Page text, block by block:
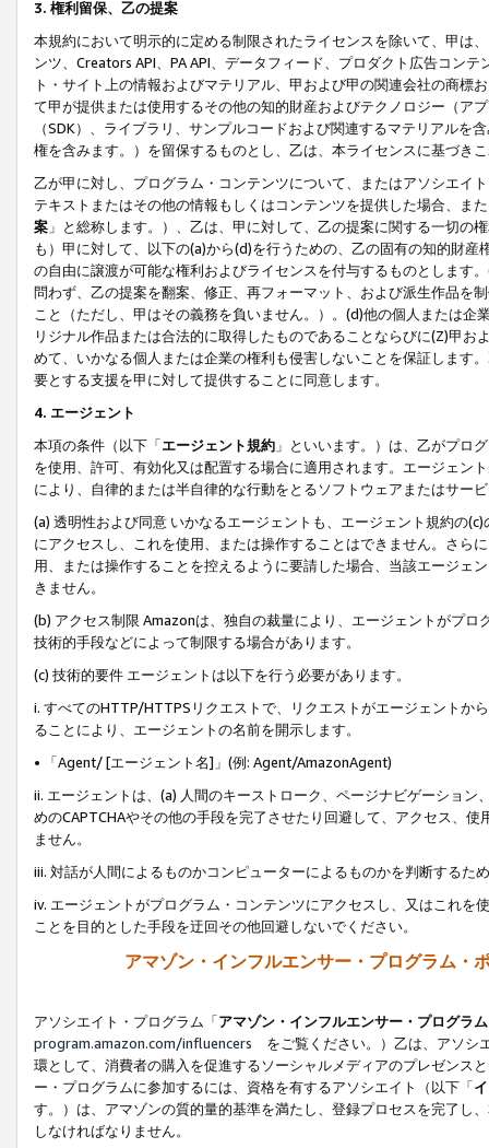
3. 権利留保、乙の提案
本規約において明示的に定める制限されたライセンスを除いて、甲は
ンツ、Creators API、PA API、データフィード、プロダクト広告コン
ト・サイト上の情報およびマテリアル、甲および甲の関連会社の商
て甲が提供または使用するその他の知的財産およびテクノロジー（ア
（SDK）、ライブラリ、サンプルコードおよび関連するマテリアル
権を含みます。）を留保するものとし、乙は、本ライセンスに基づき
乙が甲に対し、プログラム・コンテンツについて、またはアソシエイ
テキストまたはその他の情報もしくはコンテンツを提供した場合、ま
案 」と総称します。）、乙は、甲に対して、乙の提案に関する一切
も）甲に対して、以下の(a)から(d)を行うための、乙の固有の知的財
の自由に譲渡が可能な権利およびライセンスを付与するものとします
問わず、乙の提案を翻案、修正、再フォーマット、および派生作品を
こと（ただし、甲はその義務を負いません。）。(d)他の個人または
リジナル作品または合法的に取得したものであることならびに(Z)甲
めて、いかなる個人または企業の権利も侵害しないことを保証します
要とする支援を甲に対して提供することに同意します。
4. エージェント
本項の条件（以下「エージェント規約 」といいます。）は、乙がプロ
を使用、許可、有効化又は配置する場合に適用されます。エージェン
により、自律的または半自律的な行動をとるソフトウェアまたはサー
(a) 透明性および同意 いかなるエージェントも、エージェント規約の
にアクセスし、これを使用、または操作することはできません。さら
用、または操作することを控えるように要請した場合、当該エージェ
きません。
(b) アクセス制限 Amazonは、独自の裁量により、エージェントがプ
技術的手段などによって制限する場合があります。
(c) 技術的要件 エージェントは以下を行う必要があります。
i. すべてのHTTP/HTTPSリクエストで、リクエストがエージェントか
ることにより、エージェントの名前を開示します。
• 「Agent/ [エージェント名]」(例: Agent/AmazonAgent)
ii. エージェントは、(a) 人間のキーストローク、ページナビゲーショ
めのCAPTCHAやその他の手段を完了させたり回避して、アクセス、
ません。
iii. 対話が人間によるものかコンピューターによるものかを判断するた
iv. エージェントがプログラム・コンテンツにアクセスし、又はこれ
ことを目的とした手段を迂回その他回避しないでください。
アマゾン・インフルエンサー・プログラム・
アソシエイト・プログラム「アマゾン・インフルエンサー・プログラム
program.amazon.com/influencers をご覧ください。）乙は、アソシ
環として、消費者の購入を促進するソーシャルメディアのプレゼンス
ー・プログラムに参加するには、資格を有するアソシエイト（以下「
す。）は、アマゾンの質的量的基準を満たし、登録プロセスを完了し、
しなければなりません。